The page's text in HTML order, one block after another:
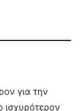
για την
ισχυρότερον